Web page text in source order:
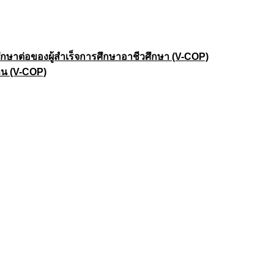
าต่อของผู้สำเร็จการศึกษาอาชีวศึกษา (V-COP)
(V-COP)